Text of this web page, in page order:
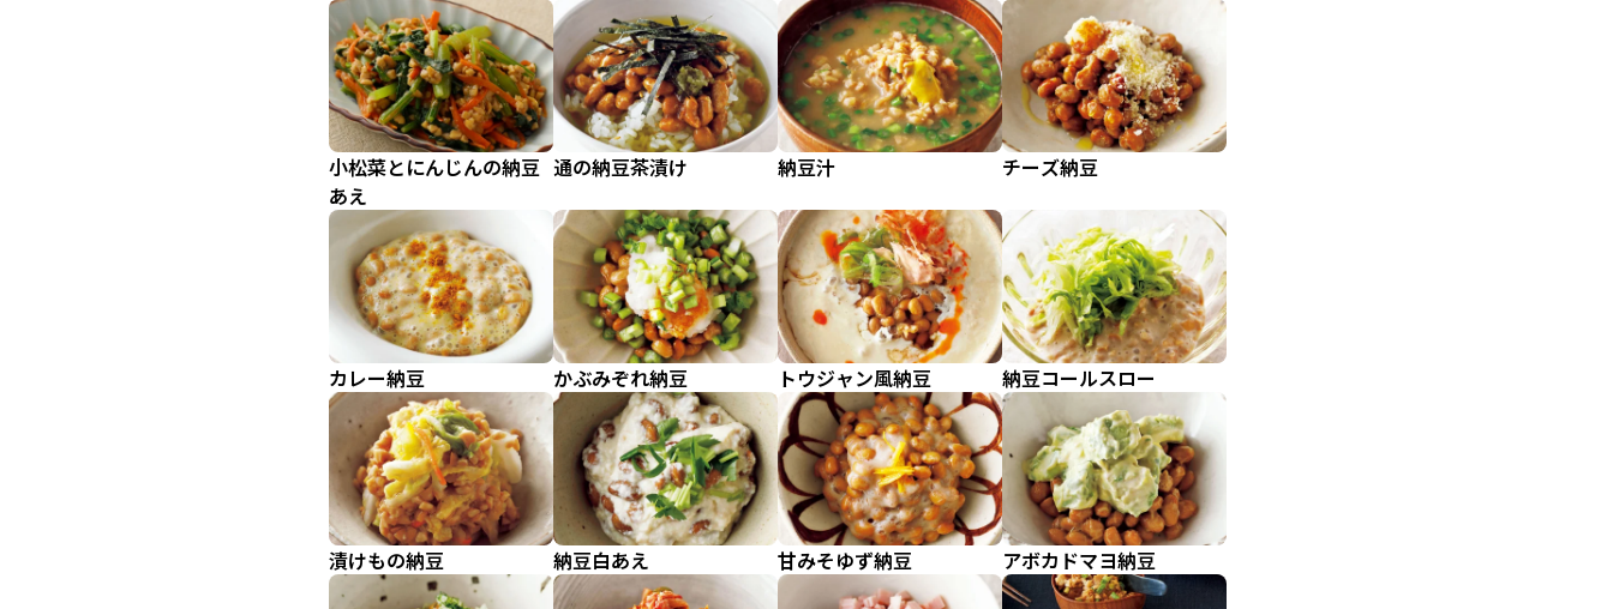
小松菜とにんじんの納豆
あえ
通の納豆茶漬け 納豆汁 チーズ納豆
カレー納豆 かぶみぞれ納豆 トウジャン風納豆 納豆コールスロー
漬けもの納豆 納豆白あえ 甘みそゆず納豆 アボカドマヨ納豆